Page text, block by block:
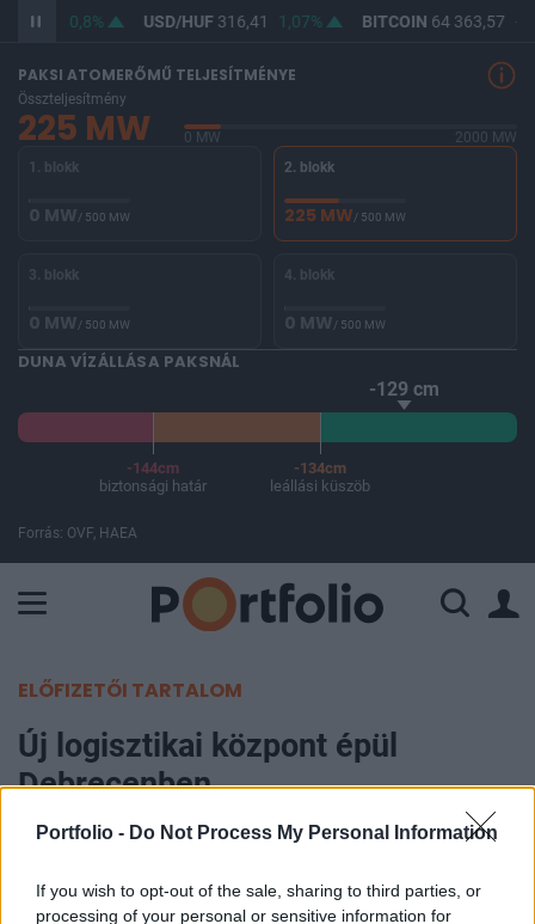
Portfolio - Do Not Process My Personal Information
If you wish to opt-out of the sale, sharing to third parties, or
processing of your personal or sensitive information for
364,62 0,8% USD/HUF316,41 1,07% BITCOIN64 363,57 -
PAKSI ATOMERŐMŰ TELJESÍTMÉNYE
Összteljesítmény
225 MW 0 MW
2000 MW
1. blokk
0 MW/ 500 MW
2. blokk
225 MW/ 500 MW
3. blokk
0 MW/ 500 MW
4. blokk
0 MW/ 500 MW
DUNA VÍZÁLLÁSA PAKSNÁL
-129 cm
-144cm
biztonsági határ
-134cm
leállási küszöb
Forrás: OVF, HAEA
ELŐFIZETŐI TARTALOM
Új logisztikai központ épül
Debrecenben
Portfolio